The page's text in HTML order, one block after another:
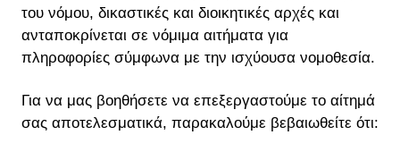
του νόμου, δικαστικές και διοικητικές αρχές και
ανταποκρίνεται σε νόμιμα αιτήματα για
πληροφορίες σύμφωνα με την ισχύουσα νομοθεσία.
Για να μας βοηθήσετε να επεξεργαστούμε το αίτημά
σας αποτελεσματικά, παρακαλούμε βεβαιωθείτε ότι: